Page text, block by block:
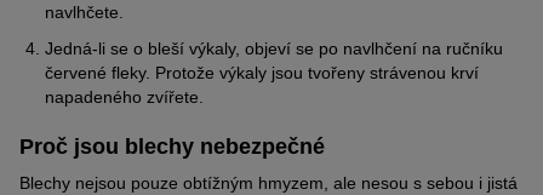
navlhčete.
Jedná-li se o bleší výkaly, objeví se po navlhčení na ručníku
červené fleky. Protože výkaly jsou tvořeny strávenou krví
napadeného zvířete.
Proč jsou blechy nebezpečné
Blechy nejsou pouze obtížným hmyzem, ale nesou s sebou i jistá